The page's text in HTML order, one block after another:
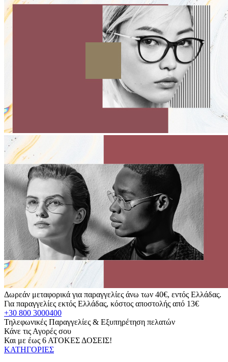
Δωρεάν μεταφορικά για παραγγελίες άνω των 40€, εντός Ελλάδας.
Για παραγγελίες εκτός Ελλάδας, κόστος αποστολής από 13€
+30 800 3000400
Τηλεφωνικές Παραγγελίες & Εξυπηρέτηση πελατών
Κάνε τις Αγορές σου
Και με έως 6 ΑΤΟΚΕΣ ΔΟΣΕΙΣ!
ΚΑΤΗΓΟΡΙΕΣ